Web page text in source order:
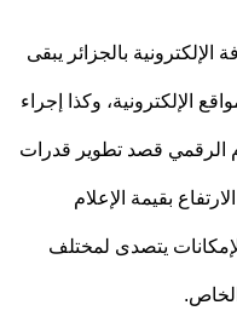
بالجزائر يبقى
وكذا إجراء
قصد تطوير قدرات
بقيمة الإعلام
يتصدى لمختلف